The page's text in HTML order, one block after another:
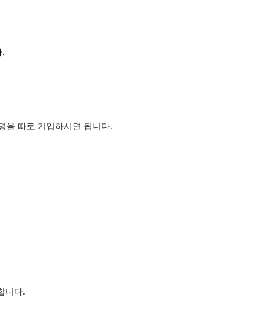
.
을 따로 기입하시면 됩니다.
니다.